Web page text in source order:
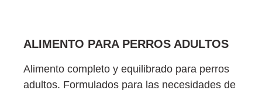
ALIMENTO PARA PERROS ADULTOS
Alimento completo y equilibrado para perros
adultos. Formulados para las necesidades de